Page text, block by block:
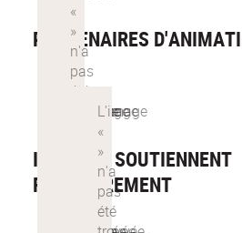
PARTENAIRES
ILS NOUS SOUTIENNENT
RÉGULIÈREMENT